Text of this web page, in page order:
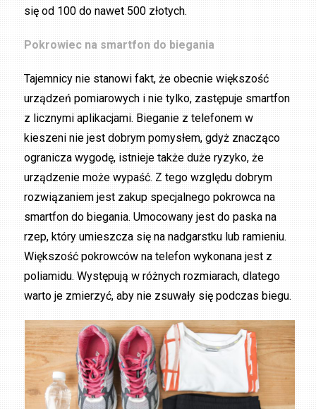
się od 100 do nawet 500 złotych.
Pokrowiec na smartfon do biegania
Tajemnicy nie stanowi fakt, że obecnie większość
urządzeń pomiarowych i nie tylko, zastępuje smartfon
z licznymi aplikacjami. Bieganie z telefonem w
kieszeni nie jest dobrym pomysłem, gdyż znacząco
ogranicza wygodę, istnieje także duże ryzyko, że
urządzenie może wypaść. Z tego względu dobrym
rozwiązaniem jest zakup specjalnego pokrowca na
smartfon do biegania. Umocowany jest do paska na
rzep, który umieszcza się na nadgarstku lub ramieniu.
Większość pokrowców na telefon wykonana jest z
poliamidu. Występują w różnych rozmiarach, dlatego
warto je zmierzyć, aby nie zsuwały się podczas biegu.